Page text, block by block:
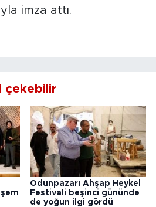
imza attı.
çekebilir
Odunpazarı Ahşap Heykel
Festivali beşinci gününde
de yoğun ilgi gördü